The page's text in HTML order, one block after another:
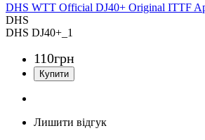
DHS WTT Official DJ40+ Original ITTF
DHS
DHS DJ40+_1
110грн
Лишити відгук